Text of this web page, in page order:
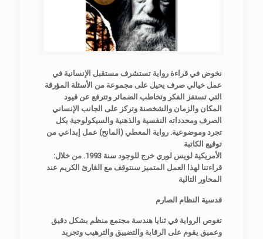
نخوض في قراءة رواية تستشرف مستقبل الإنسانية في
عمل خيالي صرف يحيل على مجموعة من الأسئلة المؤرقة
التي تستفز الفكر وتخاطب الضمائر وتترفع عن قيود
المكان والزمان والشخصنة وتركز على الجانب الإنساني
الصرف ومحدداته النفسية والذهنية والسيكولوجية بكل
تجرد وموضوعية. رواية المعطي (المانح) عمل إبداعي من
توقيع الكاتبة
:الأمريكية لويس لوري خرج للوجود سنة 1993. من خلال
قراءتنا لهذا العمل المتميز سنتوقف مع القارئ الكريم عند
المحاور التالية
قدسية النظام الصارم
تغوص الرواية في ثنايا هندسة مجتمع منظم بشكل دقيق
وعميق يقوم على الرقابة والتضييق والترهيب وتجريد